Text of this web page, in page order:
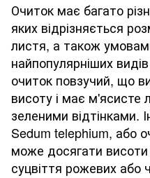
Очиток має багато
яких відрізняється
листя, а також
найпопулярніших
очиток повзучий, що
висоту і має м'ясисте
зеленими
Sedum telephium, або
може досягати
суцвіття рожевих або